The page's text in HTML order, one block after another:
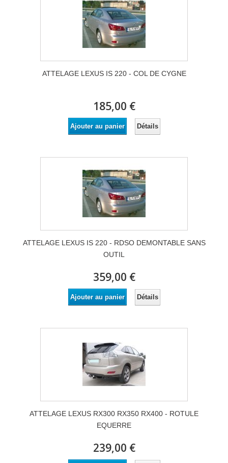
ATTELAGE LEXUS IS 220 - COL DE CYGNE
185,00 €
Ajouter au panier Détails
ATTELAGE LEXUS IS 220 - RDSO DEMONTABLE SANS
OUTIL
359,00 €
Ajouter au panier Détails
ATTELAGE LEXUS RX300 RX350 RX400 - ROTULE
EQUERRE
239,00 €